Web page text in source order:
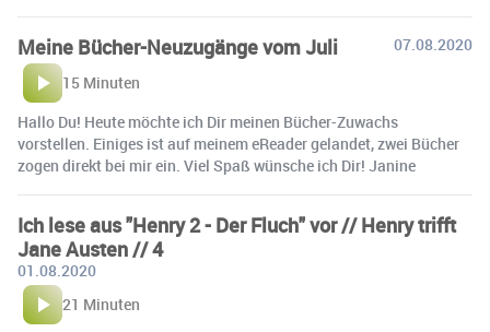
Meine Bücher-Neuzugänge vom Juli
07.08.2020
15 Minuten
Hallo Du! Heute möchte ich Dir meinen Bücher-Zuwachs
vorstellen. Einiges ist auf meinem eReader gelandet, zwei Bücher
zogen direkt bei mir ein. Viel Spaß wünsche ich Dir! Janine
Ich lese aus "Henry 2 - Der Fluch" vor // Henry trifft
Jane Austen // 4
01.08.2020
21 Minuten